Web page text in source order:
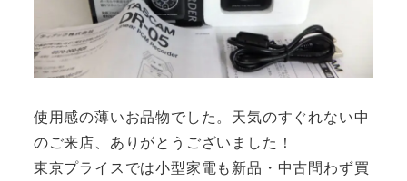
使用感の薄いお品物でした。天気のすぐれない中
のご来店、ありがとうございました！
東京プライスでは小型家電も新品・中古問わず買